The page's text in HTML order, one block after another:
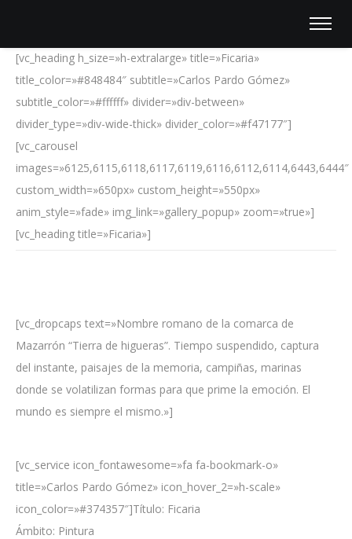
[vc_heading h_size=»h-extralarge» title=»Ficaria»
title_color=»#848484″ subtitle=»Carlos Pardo Gómez»
subtitle_color=»#ffffff» divider=»div-between»
divider_type=»div-wide-thick» divider_color=»#f47177″]
[vc_carousel
images=»6125,6115,6118,6117,6119,6116,6112,6114,6443,6444″
custom_width=»650px» custom_height=»550px»
anim_style=»fade» img_link=»gallery_popup» zoom=»true»]
[vc_heading title=»Ficaria»]
[vc_dropcaps text=»Nombre romano de la comarca de
Mazarrón “Tierra de higueras”. Tiempo suspendido, captura
del instante, paisajes de la memoria, campiñas, marinas
donde se volatilizan formas para que prime la emoción. El
mundo es siempre el mismo.»]
[vc_service icon_fontawesome=»fa fa-bookmark-o»
title=»Carlos Pardo Gómez» icon_hover_2=»h-scale»
icon_color=»#374357″]Título: Ficaria
Ámbito: Pintura